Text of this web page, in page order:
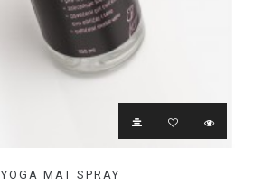
YOGA MAT SPRAY